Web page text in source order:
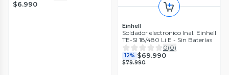
$6.990
Einhell
Soldador electronico Inal. Einhell
TE-SI 18/480 Li E - Sin Baterías
0(0)
12% $69.990
$79.990